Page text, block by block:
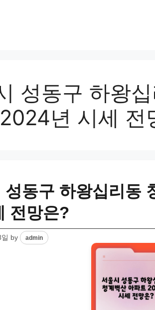
성동구 하왕
년 시세 전
성동구 하왕십리동
전망은?
by admin